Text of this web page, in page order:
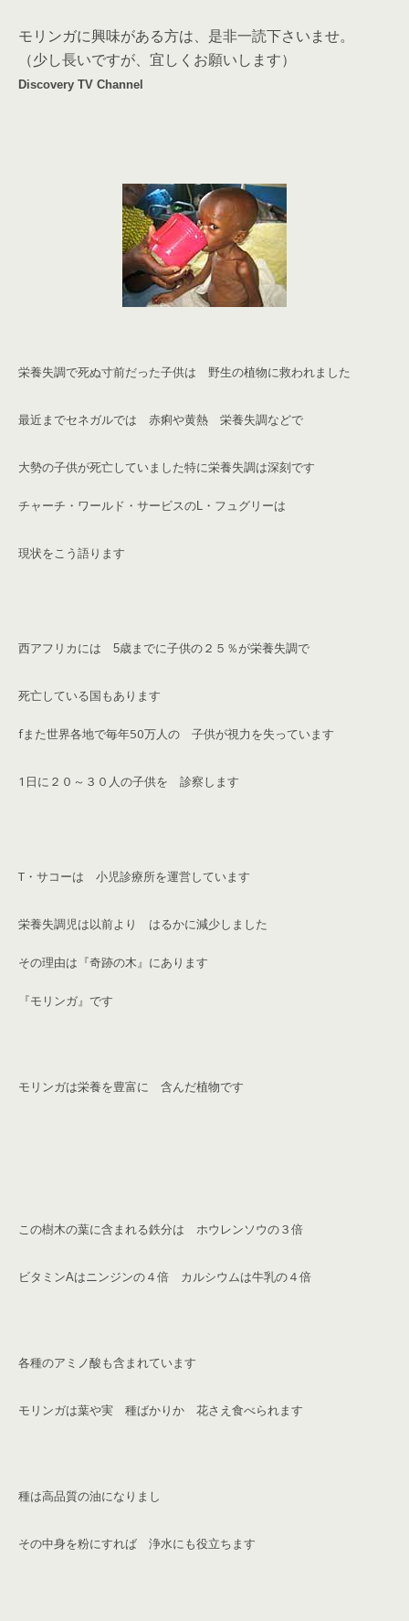
モリンガに興味がある方は、是非一読下さいませ。
（少し長いですが、宜しくお願いします）
Discovery TV Channel
栄養失調で死ぬ寸前だった子供は 野生の植物に救われました
最近までセネガルでは 赤痢や黄熱 栄養失調などで
大勢の子供が死亡していました特に栄養失調は深刻です
チャーチ・ワールド・サービスのL ・フュグリーは
現状をこう語ります
西アフリカには 5歳までに子供の２５％が栄養失調で
死亡している国もあります
fまた世界各地で毎年50万人の 子供が視力を失っています
1 日に２０～３０人の子供を 診察します
T ・サコーは 小児診療所を運営しています
栄養失調児は以前より はるかに減少しました
その理由は『奇跡の木』にあります
『モリンガ』です
モリンガは栄養を豊富に 含んだ植物です
この樹木の葉に含まれる鉄分は ホウレンソウの３倍
ビタミンAはニンジンの４倍 カルシウムは牛乳の４倍
各種のアミノ酸も含まれています
モリンガは葉や実 種ばかりか 花さえ食べられます
種は高品質の油になりまし
その中身を粉にすれば 浄水にも役立ちます